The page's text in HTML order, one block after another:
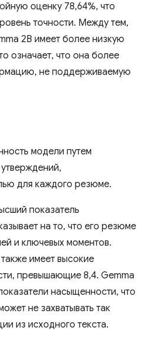
оценку 78,64%, что
точности. Между тем,
2B имеет более низкую
означает, что она более
не поддерживаемую
модели путем
для каждого резюме.
показатель
на то, что его резюме
и ключевых моментов.
имеет высокие
превышающие 8,4. Gemma
насыщенности, что
не захватывать так
из исходного текста.